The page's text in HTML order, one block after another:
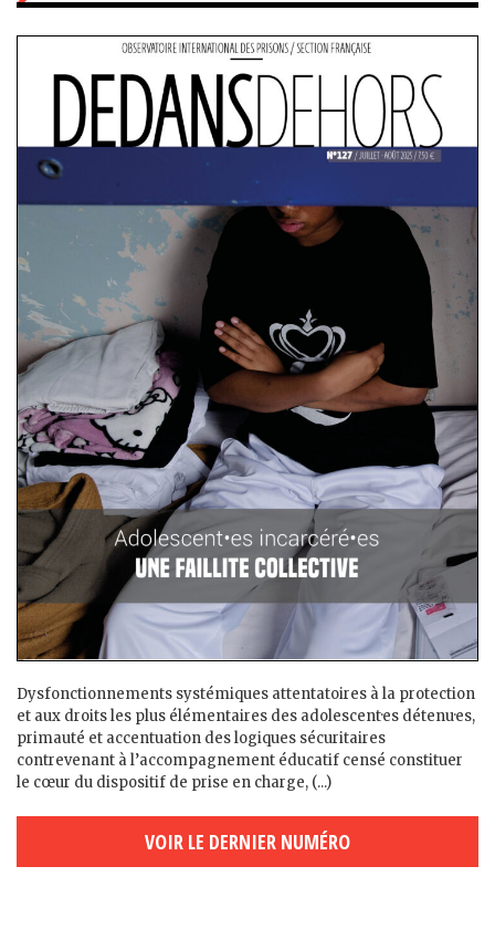
Dysfonctionnements systémiques attentatoires à la protection
et aux droits les plus élémentaires des adolescent·es détenu·es,
primauté et accentuation des logiques sécuritaires
contrevenant à l’accompagnement éducatif censé constituer
le cœur du dispositif de prise en charge, (...)
VOIR LE DERNIER NUMÉRO